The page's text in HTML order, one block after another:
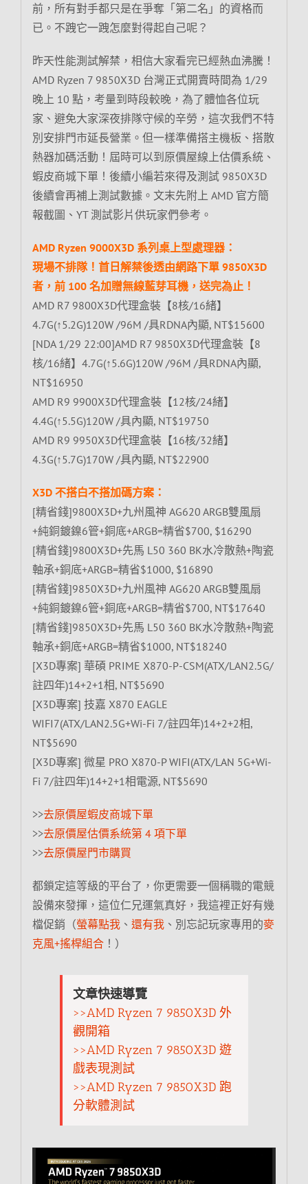
前，所有對手都只是在爭奪「第二名」的資格而
已。不跩它一跩怎麼對得起自己呢？
昨天性能測試解禁，相信大家看完已經熱血沸騰！
AMD Ryzen 7 9850X3D 台灣正式開賣時間為 1/29
晚上 10 點，考量到時段較晚，為了體恤各位玩
家、避免大家深夜排隊守候的辛勞，這次我們不特
別安排門市延長營業。但一樣準備搭主機板、搭散
熱器加碼活動！屆時可以到原價屋線上估價系統、
蝦皮商城下單！後續小編若來得及測試 9850X3D
後續會再補上測試數據。文末先附上 AMD 官方簡
報截圖、YT 測試影片供玩家們參考。
AMD Ryzen 9000X3D 系列桌上型處理器：
現場不排隊！首日解禁後透由網路下單 9850X3D
者，前 100 名加贈無線藍芽耳機，送完為止！
AMD R7 9800X3D代理盒裝【8核/16緒】
4.7G(↑5.2G)120W /96M /具RDNA內顯, NT$15600
[NDA 1/29 22:00]AMD R7 9850X3D代理盒裝【8
核/16緒】4.7G(↑5.6G)120W /96M /具RDNA內顯,
NT$16950
AMD R9 9900X3D代理盒裝【12核/24緒】
4.4G(↑5.5G)120W /具內顯, NT$19750
AMD R9 9950X3D代理盒裝【16核/32緒】
4.3G(↑5.7G)170W /具內顯, NT$22900
X3D 不搭白不搭加碼方案：
[精省錢]9800X3D+九州風神 AG620 ARGB雙風扇
+純銅鍍鎳6管+銅底+ARGB=精省$700, $16290
[精省錢]9800X3D+先馬 L50 360 BK水冷散熱+陶瓷
軸承+銅底+ARGB=精省$1000, $16890
[精省錢]9850X3D+九州風神 AG620 ARGB雙風扇
+純銅鍍鎳6管+銅底+ARGB=精省$700, NT$17640
[精省錢]9850X3D+先馬 L50 360 BK水冷散熱+陶瓷
軸承+銅底+ARGB=精省$1000, NT$18240
[X3D專案] 華碩 PRIME X870-P-CSM(ATX/LAN2.5G/
註四年)14+2+1相, NT$5690
[X3D專案] 技嘉 X870 EAGLE
WIFI7(ATX/LAN2.5G+Wi-Fi 7/註四年)14+2+2相,
NT$5690
[X3D專案] 微星 PRO X870-P WIFI(ATX/LAN 5G+Wi-
Fi 7/註四年)14+2+1相電源, NT$5690
>>去原價屋蝦皮商城下單
>>去原價屋估價系統第 4 項下單
>>去原價屋門市購買
都鎖定這等級的平台了，你更需要一個稱職的電競
設備來發揮，這位仁兄運氣真好，我這裡正好有幾
檔促銷（螢幕點我、 還有我、別忘記玩家專用的麥
克風+搖桿組合！）
文章快速導覽
>>AMD Ryzen 7 9850X3D 外
觀開箱
>>AMD Ryzen 7 9850X3D 遊
戲表現測試
>>AMD Ryzen 7 9850X3D 跑
分軟體測試